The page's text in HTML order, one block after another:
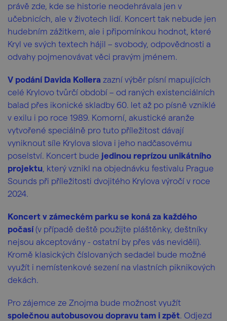
právě zde, kde se historie neodehrávala jen v
učebnicích, ale v životech lidí. Koncert tak nebude jen
hudebním zážitkem, ale i připomínkou hodnot, které
Kryl ve svých textech hájil – svobody, odpovědnosti a
odvahy pojmenovávat věci pravým jménem.
V podání Davida Kollera zazní výběr písní mapujících
celé Krylovo tvůrčí období – od raných existenciálních
balad přes ikonické skladby 60. let až po písně vzniklé
v exilu i po roce 1989. Komorní, akustické aranže
vytvořené speciálně pro tuto příležitost dávají
vyniknout síle Krylova slova i jeho nadčasovému
poselství. Koncert bude jedinou reprízou unikátního
projektu , který vznikl na objednávku festivalu Prague
Sounds při příležitosti dvojitého Krylova výročí v roce
2024.
Koncert v zámeckém parku se koná za každého
počasí(v případě deště použijte pláštěnky, deštníky
nejsou akceptovány - ostatní by přes vás neviděli).
Kromě klasických číslovaných sedadel bude možné
využít i nemístenkové sezení na vlastních piknikových
dekách.
Pro zájemce ze Znojma bude možnost využít
společnou autobusovou dopravu tam i zpět. Odjezd